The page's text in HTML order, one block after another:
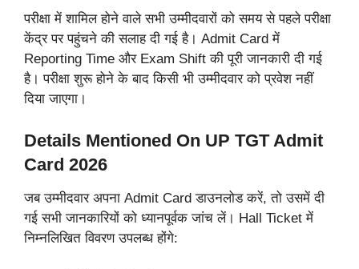
परीक्षा में शामिल होने वाले सभी उम्मीदवारों को समय से पहले परीक्षा
केंद्र पर पहुंचने की सलाह दी गई है। Admit Card में
Reporting Time और Exam Shift की पूरी जानकारी दी गई
है। परीक्षा शुरू होने के बाद किसी भी उम्मीदवार को प्रवेश नहीं
दिया जाएगा।
Details Mentioned On UP TGT Admit
Card 2026
जब उम्मीदवार अपना Admit Card डाउनलोड करें, तो उसमें दी
गई सभी जानकारियों को ध्यानपूर्वक जांच लें। Hall Ticket में
निम्नलिखित विवरण उपलब्ध होंगे: